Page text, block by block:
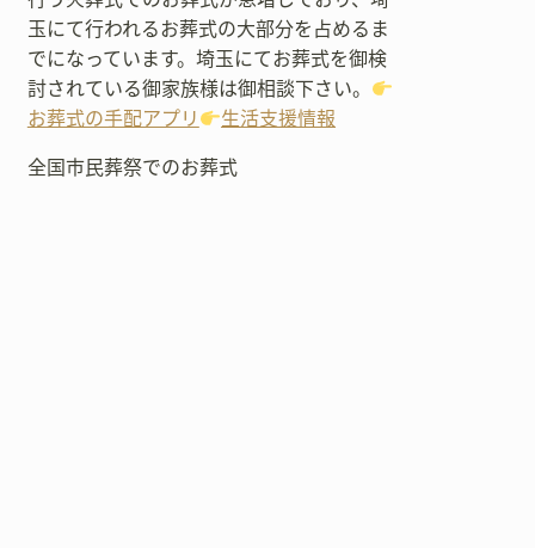
玉にて行われるお葬式の大部分を占めるま
でになっています。埼玉にてお葬式を御検
討されている御家族様は御相談下さい。
お葬式の手配アプリ
生活支援情報
全国市民葬祭でのお葬式